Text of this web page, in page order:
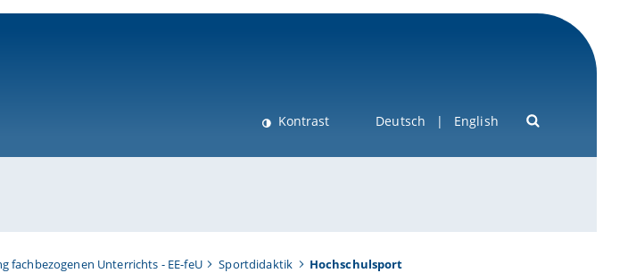
Kontrast Deutsch English
Unterrichts - EE-feU Sportdidaktik Hochschulsport